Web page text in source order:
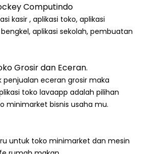
Computindo
kasir , aplikasi toko, aplikasi
aplikasi sekolah, pembuatan
Grosir dan Eceran.
penjualan eceran grosir maka
toko lavaapp adalah pilihan
minimarket bisnis usaha mu.
untuk toko minimarket dan mesin